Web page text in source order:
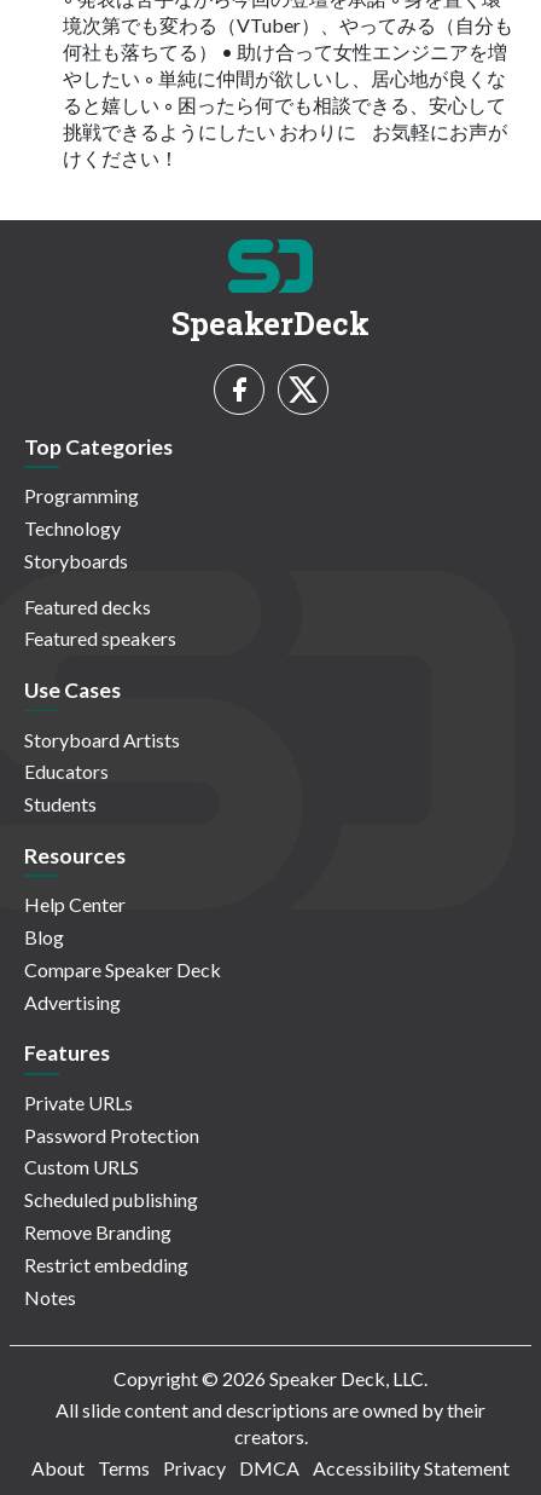
境次第でも変わる（VTuber）、やってみる（自分も
何社も落ちてる） • 助け合って女性エンジニアを増
やしたい ◦ 単純に仲間が欲しいし、居心地が良くな
ると嬉しい ◦ 困ったら何でも相談できる、安心して
挑戦できるようにしたい おわりに お気軽にお声が
けください！
SpeakerDeck
Top Categories
Programming
Technology
Storyboards
Featured decks
Featured speakers
Use Cases
Storyboard Artists
Educators
Students
Resources
Help Center
Blog
Compare Speaker Deck
Advertising
Features
Private URLs
Password Protection
Custom URLS
Scheduled publishing
Remove Branding
Restrict embedding
Notes
Copyright © 2026 Speaker Deck, LLC.
All slide content and descriptions are owned by their
creators.
About
Terms Privacy DMCA Accessibility Statement